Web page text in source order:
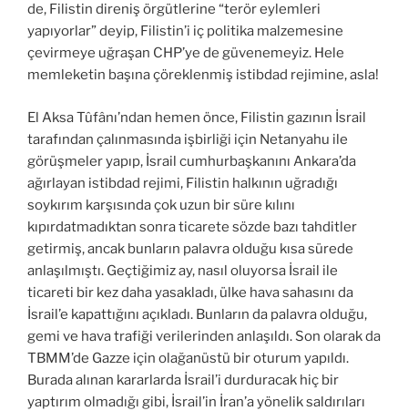
de, Filistin direniş örgütlerine “terör eylemleri
yapıyorlar” deyip, Filistin’i iç politika malzemesine
çevirmeye uğraşan CHP’ye de güvenemeyiz. Hele
memleketin başına çöreklenmiş istibdad rejimine, asla!
El Aksa Tûfânı’ndan hemen önce, Filistin gazının İsrail
tarafından çalınmasında işbirliği için Netanyahu ile
görüşmeler yapıp, İsrail cumhurbaşkanını Ankara’da
ağırlayan istibdad rejimi, Filistin halkının uğradığı
soykırım karşısında çok uzun bir süre kılını
kıpırdatmadıktan sonra ticarete sözde bazı tahditler
getirmiş, ancak bunların palavra olduğu kısa sürede
anlaşılmıştı. Geçtiğimiz ay, nasıl oluyorsa İsrail ile
ticareti bir kez daha yasakladı, ülke hava sahasını da
İsrail’e kapattığını açıkladı. Bunların da palavra olduğu,
gemi ve hava trafiği verilerinden anlaşıldı. Son olarak da
TBMM’de Gazze için olağanüstü bir oturum yapıldı.
Burada alınan kararlarda İsrail’i durduracak hiç bir
yaptırım olmadığı gibi, İsrail’in İran’a yönelik saldırıları